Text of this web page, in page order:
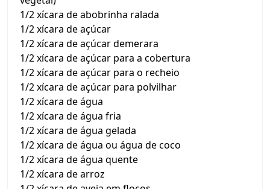
1/2 xícara de abobrinha ralada
1/2 xícara de açúcar
1/2 xícara de açúcar demerara
1/2 xícara de açúcar para a cobertura
1/2 xícara de açúcar para o recheio
1/2 xícara de açúcar para polvilhar
1/2 xícara de água
1/2 xícara de água fria
1/2 xícara de água gelada
1/2 xícara de água ou água de coco
1/2 xícara de água quente
1/2 xícara de arroz